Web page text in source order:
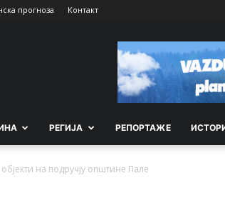
прогноза Контакт
РEГИЈА РEПОРТАЖE
на подручју општине Пале